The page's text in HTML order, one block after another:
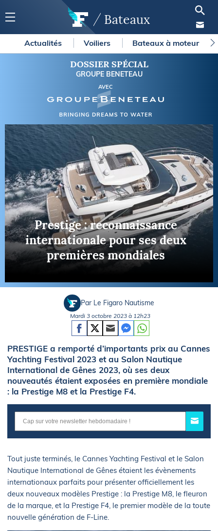
Bateaux
Actualités Voiliers Bateaux à moteur
DOSSIER SPÉCIAL
GROUPE BENETEAU
AVEC
Prestige : reconnaissance
internationale pour ses deux
premières mondiales
Par Le Figaro Nautisme
Mardi 3 octobre 2023 à 12h23
PRESTIGE a remporté d’importants prix au Cannes
Yachting Festival 2023 et au Salon Nautique
International de Gênes 2023, où ses deux
nouveautés étaient exposées en première mondiale
: la Prestige M8 et la Prestige F4.
Tout juste terminés, le Cannes Yachting Festival et le Salon
Nautique International de Gênes étaient les évènements
internationaux parfaits pour présenter officiellement les
deux nouveaux modèles Prestige : la Prestige M8, le fleuron
de la marque, et la Prestige F4, le premier modèle de la toute
nouvelle génération de F-Line.